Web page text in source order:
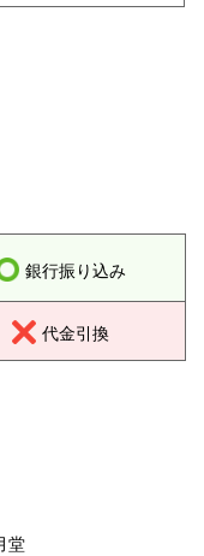
銀行振り込み
代金引換
堂